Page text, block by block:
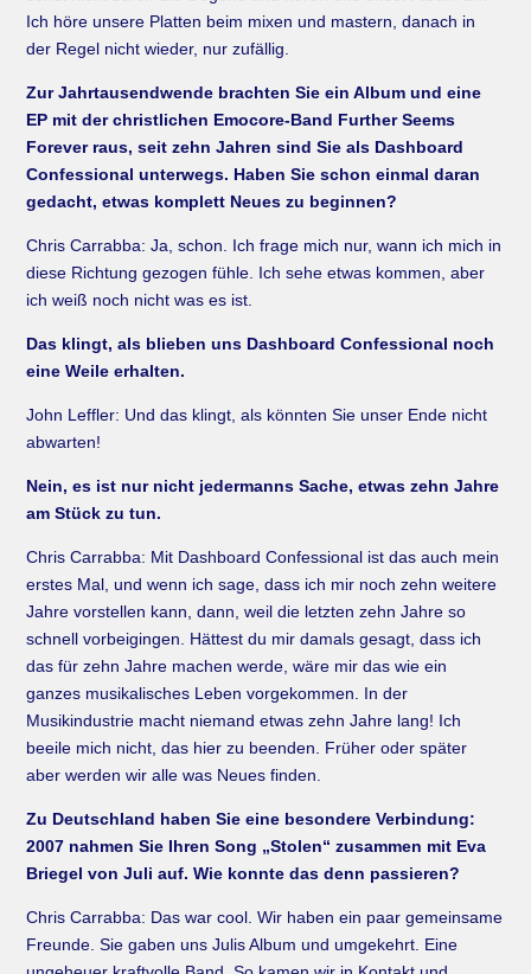
Ich höre unsere Platten beim mixen und mastern, danach in
der Regel nicht wieder, nur zufällig.
Zur Jahrtausendwende brachten Sie ein Album und eine
EP mit der christlichen Emocore-Band Further Seems
Forever raus, seit zehn Jahren sind Sie als Dashboard
Confessional unterwegs. Haben Sie schon einmal daran
gedacht, etwas komplett Neues zu beginnen?
Chris Carrabba: Ja, schon. Ich frage mich nur, wann ich mich in
diese Richtung gezogen fühle. Ich sehe etwas kommen, aber
ich weiß noch nicht was es ist.
Das klingt, als blieben uns Dashboard Confessional noch
eine Weile erhalten.
John Leffler: Und das klingt, als könnten Sie unser Ende nicht
abwarten!
Nein, es ist nur nicht jedermanns Sache, etwas zehn Jahre
am Stück zu tun.
Chris Carrabba: Mit Dashboard Confessional ist das auch mein
erstes Mal, und wenn ich sage, dass ich mir noch zehn weitere
Jahre vorstellen kann, dann, weil die letzten zehn Jahre so
schnell vorbeigingen. Hättest du mir damals gesagt, dass ich
das für zehn Jahre machen werde, wäre mir das wie ein
ganzes musikalisches Leben vorgekommen. In der
Musikindustrie macht niemand etwas zehn Jahre lang! Ich
beeile mich nicht, das hier zu beenden. Früher oder später
aber werden wir alle was Neues finden.
Zu Deutschland haben Sie eine besondere Verbindung:
2007 nahmen Sie Ihren Song „Stolen“ zusammen mit Eva
Briegel von Juli auf. Wie konnte das denn passieren?
Chris Carrabba: Das war cool. Wir haben ein paar gemeinsame
Freunde. Sie gaben uns Julis Album und umgekehrt. Eine